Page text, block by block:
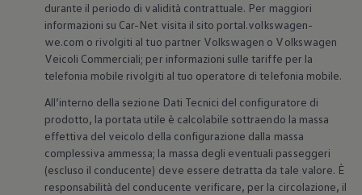
durante il periodo di validità contrattuale. Per maggiori
informazioni su Car-Net visita il sito portal.volkswagen-
we.com o rivolgiti al tuo partner Volkswagen o Volkswagen
Veicoli Commerciali; per informazioni sulle tariffe per la
telefonia mobile rivolgiti al tuo operatore di telefonia mobile.
All’interno della sezione Dati Tecnici del configuratore di
prodotto, la portata utile è calcolabile sottraendo la massa
effettiva del veicolo della configurazione dalla massa
complessiva ammessa; la massa degli eventuali passeggeri
(escluso il conducente) deve essere detratta da tale valore. È
responsabilità del conducente verificare, per la circolazione, il